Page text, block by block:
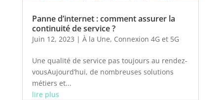
Panne d’internet : comment assurer la
continuité de service ?
Juin 12, 2023 | À la Une, Connexion 4G et 5G
Une qualité de service pas toujours au rendez-
vousAujourd’hui, de nombreuses solutions
métiers et...
lire plus